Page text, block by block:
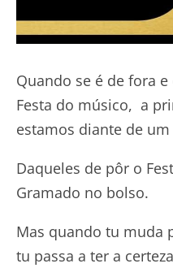
Quando se é de fora e
Festa do músico, a
estamos diante de
Daqueles de pôr o
Gramado no bolso.
Mas quando tu muda
tu passa a ter a